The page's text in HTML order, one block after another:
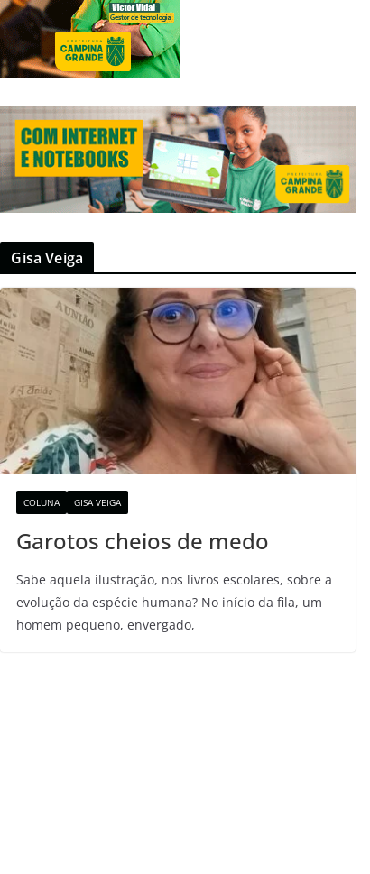
Gisa Veiga
COLUNA GISA VEIGA
Garotos cheios de medo
Sabe aquela ilustração, nos livros escolares, sobre a
evolução da espécie humana? No início da fila, um
homem pequeno, envergado,